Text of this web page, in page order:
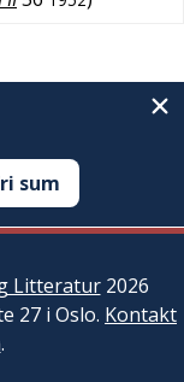
sum
Litteratur2026
27 i Oslo. Kontakt
.